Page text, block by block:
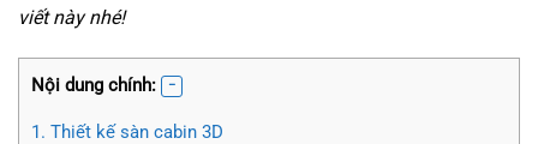
viết này nhé!
Nội dung chính:
1. Thiết kế sàn cabin 3D